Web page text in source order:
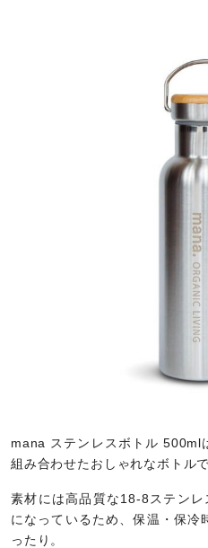
mana ステンレスボトル 500ml
組み合わせたおしゃれなボトルで
素材には高品質な18-8ステン
になっているため、保温・保冷
ったり。